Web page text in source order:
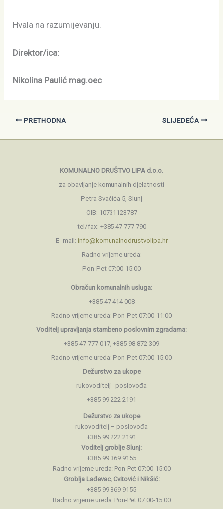
Hvala na razumijevanju.
Direktor/ica:
Nikolina Paulić mag.oec
PRETHODNA SLIJEDEĆA
KOMUNALNO DRUŠTVO LIPA d.o.o.
za obavljanje komunalnih djelatnosti
Petra Svačića 5, Slunj
OIB: 10731123787
tel/fax: +385 47 777 790
E- mail: info@komunalnodrustvolipa.hr
Radno vrijeme ureda:
Pon-Pet 07:00-15:00
Obračun komunalnih usluga:
+385 47 414 008
Radno vrijeme ureda: Pon-Pet 07:00-11:00
Voditelj upravljanja stambeno poslovnim zgradama:
+385 47 777 017, +385 98 872 309
Radno vrijeme ureda: Pon-Pet 07:00-15:00
Dežurstvo za ukope
rukovoditelj - poslovođa
+385 99 222 2191
Dežurstvo za ukope
rukovoditelj – poslovođa
+385 99 222 2191
Voditelj groblje Slunj:
+385 99 369 9155
Radno vrijeme ureda: Pon-Pet 07:00-15:00
Groblja Lađevac, Cvitović i Nikšić:
+385 99 369 9155
Radno vrijeme ureda: Pon-Pet 07:00-15:00